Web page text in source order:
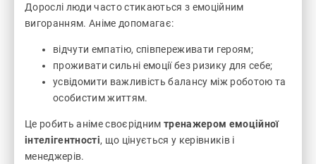
Дорослі люди часто стикаються з емоційним
вигоранням. Аніме допомагає:
відчути емпатію, співпереживати героям;
проживати сильні емоції без ризику для себе;
усвідомити важливість балансу між роботою та
особистим життям.
Це робить аніме своєрідним тренажером емоційної
інтелігентності, що цінується у керівників і
менеджерів.